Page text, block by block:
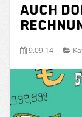
Auch
9.09.14